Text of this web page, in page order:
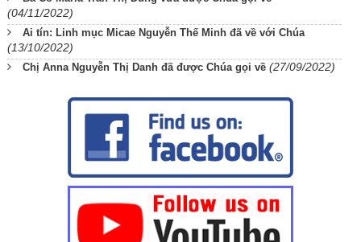
(04/11/2022)
Ai tín: Linh mục Micae Nguyễn Thế Minh đã về với Chúa
(13/10/2022)
Chị Anna Nguyễn Thị Danh đã được Chúa gọi về (27/09/2022)